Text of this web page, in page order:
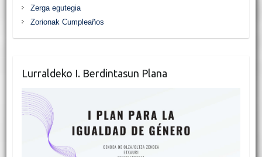
Zerga egutegia
Zorionak Cumpleaños
Lurraldeko I. Berdintasun Plana